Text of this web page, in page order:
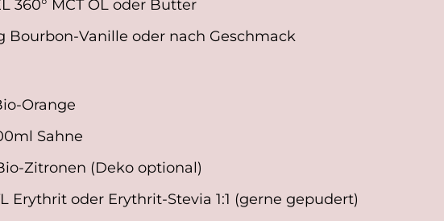
360° MCT ÖL oder Butter
Bourbon-Vanille oder nach Geschmack
Orange
ml Sahne
Zitronen (Deko optional)
Erythrit oder Erythrit-Stevia 1:1 (gerne gepudert)